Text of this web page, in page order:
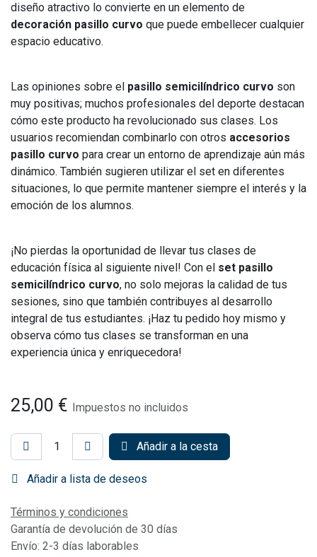
diseño atractivo lo convierte en un elemento de
decoración pasillo curvo que puede embellecer cualquier
espacio educativo.
Las opiniones sobre el pasillo semicilíndrico curvo son
muy positivas; muchos profesionales del deporte destacan
cómo este producto ha revolucionado sus clases. Los
usuarios recomiendan combinarlo con otros accesorios
pasillo curvo para crear un entorno de aprendizaje aún más
dinámico. También sugieren utilizar el set en diferentes
situaciones, lo que permite mantener siempre el interés y la
emoción de los alumnos.
¡No pierdas la oportunidad de llevar tus clases de
educación física al siguiente nivel! Con el set pasillo
semicilíndrico curvo, no solo mejoras la calidad de tus
sesiones, sino que también contribuyes al desarrollo
integral de tus estudiantes. ¡Haz tu pedido hoy mismo y
observa cómo tus clases se transforman en una
experiencia única y enriquecedora!
25,00 € Impuestos no incluidos
Añadir a la cesta
Añadir a lista de deseos
Términos y condiciones
Garantía de devolución de 30 días
Envío: 2-3 días laborables